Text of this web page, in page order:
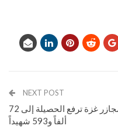
NEXT POST
مجازر غزة ترفع الحصيلة إلى 72
ألفاً و593 شهيداً